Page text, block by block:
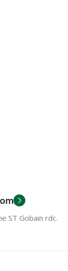
ST Gobain rdc.